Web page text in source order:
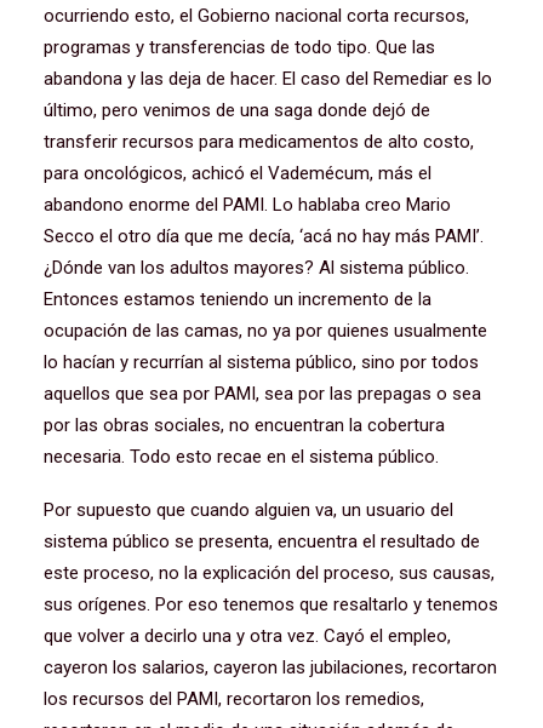
ocurriendo esto, el Gobierno nacional corta recursos,
programas y transferencias de todo tipo. Que las
abandona y las deja de hacer. El caso del Remediar es lo
último, pero venimos de una saga donde dejó de
transferir recursos para medicamentos de alto costo,
para oncológicos, achicó el Vademécum, más el
abandono enorme del PAMI. Lo hablaba creo Mario
Secco el otro día que me decía, ‘acá no hay más PAMI’.
¿Dónde van los adultos mayores? Al sistema público.
Entonces estamos teniendo un incremento de la
ocupación de las camas, no ya por quienes usualmente
lo hacían y recurrían al sistema público, sino por todos
aquellos que sea por PAMI, sea por las prepagas o sea
por las obras sociales, no encuentran la cobertura
necesaria. Todo esto recae en el sistema público.
Por supuesto que cuando alguien va, un usuario del
sistema público se presenta, encuentra el resultado de
este proceso, no la explicación del proceso, sus causas,
sus orígenes. Por eso tenemos que resaltarlo y tenemos
que volver a decirlo una y otra vez. Cayó el empleo,
cayeron los salarios, cayeron las jubilaciones, recortaron
los recursos del PAMI, recortaron los remedios,